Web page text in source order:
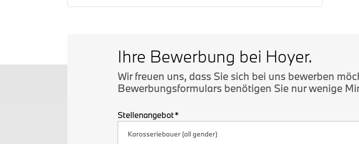
Ihre Bewerbung bei Hoyer.
Wir freuen uns, dass Sie sich bei uns bewerben
Bewerbungsformulars benötigen Sie nur wenige
Stellenangebot*